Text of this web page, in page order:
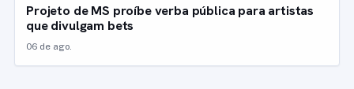
Projeto de MS proíbe verba pública para artistas
que divulgam bets
06 de ago.